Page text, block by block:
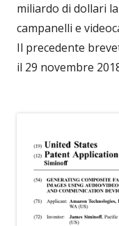
miliardo di dollari
campanelli e
Il precedente
il 29 novembre